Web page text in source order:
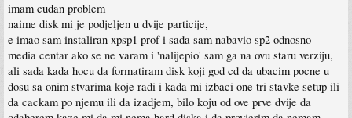
imam cudan problem
naime disk mi je podjeljen u dvije particije,
e imao sam instaliran xpsp1 prof i sada sam nabavio sp2 odnosno
media centar ako se ne varam i 'nalijepio' sam ga na ovu staru verziju,
ali sada kada hocu da formatiram disk koji god cd da ubacim pocne u
dosu sa onim stvarima koje radi i kada mi izbaci one tri stavke setup ili
da cackam po njemu ili da izadjem, bilo koju od ove prve dvije da